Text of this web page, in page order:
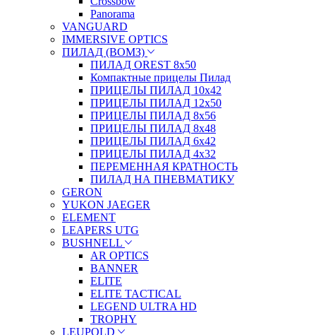
Panorama
VANGUARD
IMMERSIVE OPTICS
ПИЛАД (ВОМЗ)
ПИЛАД OREST 8х50
Компактные прицелы Пилад
ПРИЦЕЛЫ ПИЛАД 10х42
ПРИЦЕЛЫ ПИЛАД 12х50
ПРИЦЕЛЫ ПИЛАД 8х56
ПРИЦЕЛЫ ПИЛАД 8х48
ПРИЦЕЛЫ ПИЛАД 6х42
ПРИЦЕЛЫ ПИЛАД 4х32
ПЕРЕМЕННАЯ КРАТНОСТЬ
ПИЛАД НА ПНЕВМАТИКУ
GERON
YUKON JAEGER
ELEMENT
LEAPERS UTG
BUSHNELL
AR OPTICS
BANNER
ELITE
ELITE TACTICAL
LEGEND ULTRA HD
TROPHY
LEUPOLD